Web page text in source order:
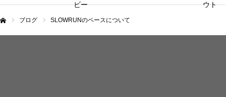
ビー ウト
ブログ SLOWRUNのペースについて